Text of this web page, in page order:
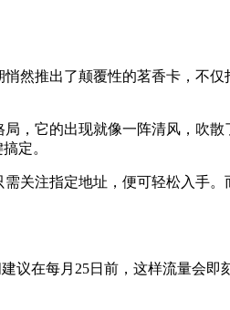
然推出了颠覆性的茗香卡，不
，它的出现就像一阵清风，吹
定。
关注指定地址，便可轻松入手
在每月25日前，这样流量会即